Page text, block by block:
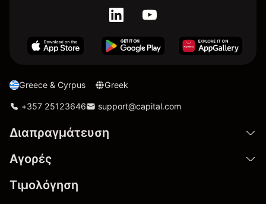
Greece & Cyrpus Greek
+357 25123646 support@capital.com
Διαπραγμάτευση
Αγορές
Τιμολόγηση